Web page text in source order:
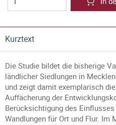
Kurztext
Die Studie bildet die bisherige
ländlicher Siedlungen in
und zeigt damit exemplarisch
Auffächerung der
Berücksichtigung des
Wandlungen für Ort und Flur.